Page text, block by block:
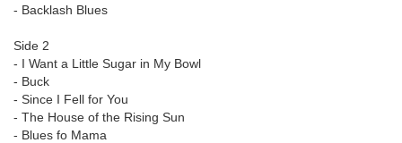
- Backlash Blues
Side 2
- I Want a Little Sugar in My Bowl
- Buck
- Since I Fell for You
- The House of the Rising Sun
- Blues fo Mama